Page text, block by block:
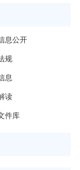
息公开
规
息
读
件库